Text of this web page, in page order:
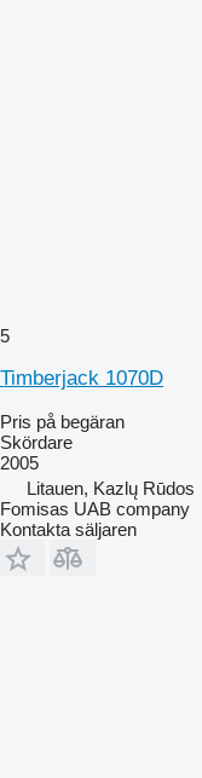
5
Timberjack 1070D
Pris på begäran
Skördare
2005
Litauen, Kazlų Rūdos
Fomisas UAB company
Kontakta säljaren